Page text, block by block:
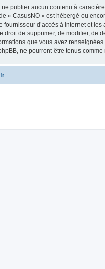
ne publier aucun contenu à
« CasusNO » est hébergé ou
fournisseur d’accès à internet et
droit de supprimer, de modifier, de
que vous avez
ne pourront être tenus